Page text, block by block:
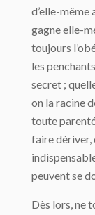
d’elle-même
gagne elle-
toujours
les
secret ;
on la racine
toute
faire dériver,
peuvent se
Dès lors, ne